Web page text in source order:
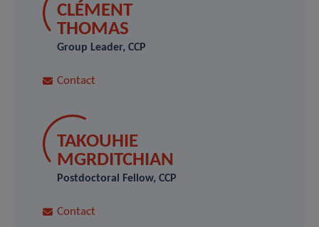
CLÉMENT
THOMAS
Group Leader, CCP
Contact
TAKOUHIE
MGRDITCHIAN
Postdoctoral Fellow, CCP
Contact